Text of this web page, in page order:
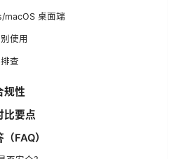
macOS 桌面端
使用
查
规性
比要点
FAQ）